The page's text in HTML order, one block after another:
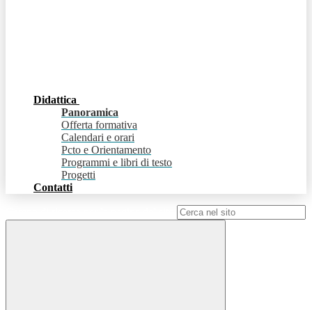
Didattica
Panoramica
Offerta formativa
Calendari e orari
Pcto e Orientamento
Programmi e libri di testo
Progetti
Contatti